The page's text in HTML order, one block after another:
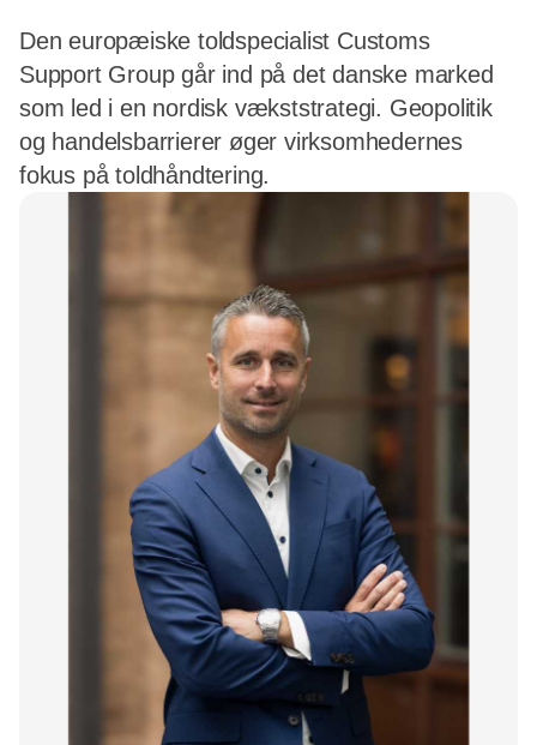
Den europæiske toldspecialist Customs
Support Group går ind på det danske marked
som led i en nordisk vækststrategi. Geopolitik
og handelsbarrierer øger virksomhedernes
fokus på toldhåndtering.